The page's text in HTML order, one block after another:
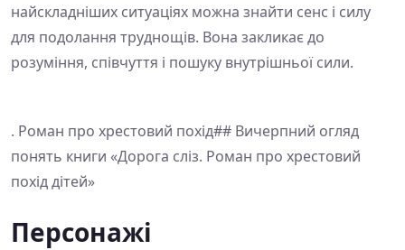
найскладніших ситуаціях можна знайти сенс і силу
для подолання труднощів. Вона закликає до
розуміння, співчуття і пошуку внутрішньої сили.
. Роман про хрестовий похід## Вичерпний огляд
понять книги «Дорога сліз. Роман про хрестовий
похід дітей»
Персонажі